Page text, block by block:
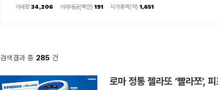
거래량34,206 거래대금(백만) 191 시가총액(억) 1,651
검색결과 총 285 건
로마 정통 젤라또 ‘빨라쪼’,